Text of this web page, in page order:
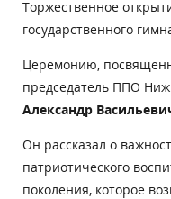
Торжественное
государственного
Церемонию,
председатель ППО
Александр
Он рассказал о
патриотического
поколения, которое